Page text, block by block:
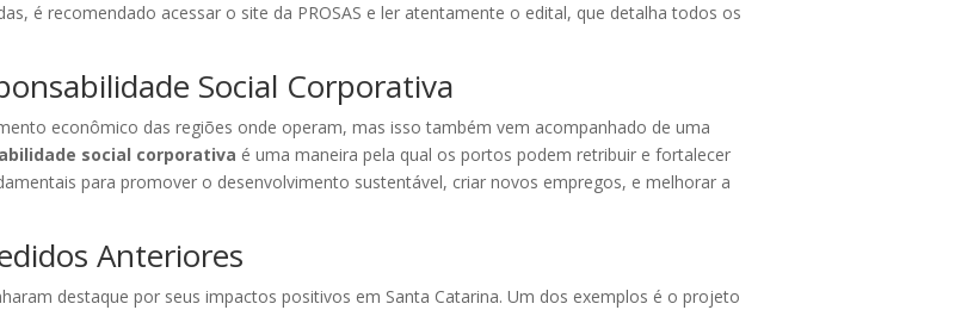
é recomendado acessar o site da PROSAS e ler atentamente o edital, que detalha todos os
Social Corporativa
econômico das regiões onde operam, mas isso também vem acompanhado de uma
social corporativa é uma maneira pela qual os portos podem retribuir e fortalecer
para promover o desenvolvimento sustentável, criar novos empregos, e melhorar a
Anteriores
destaque por seus impactos positivos em Santa Catarina. Um dos exemplos é o projeto